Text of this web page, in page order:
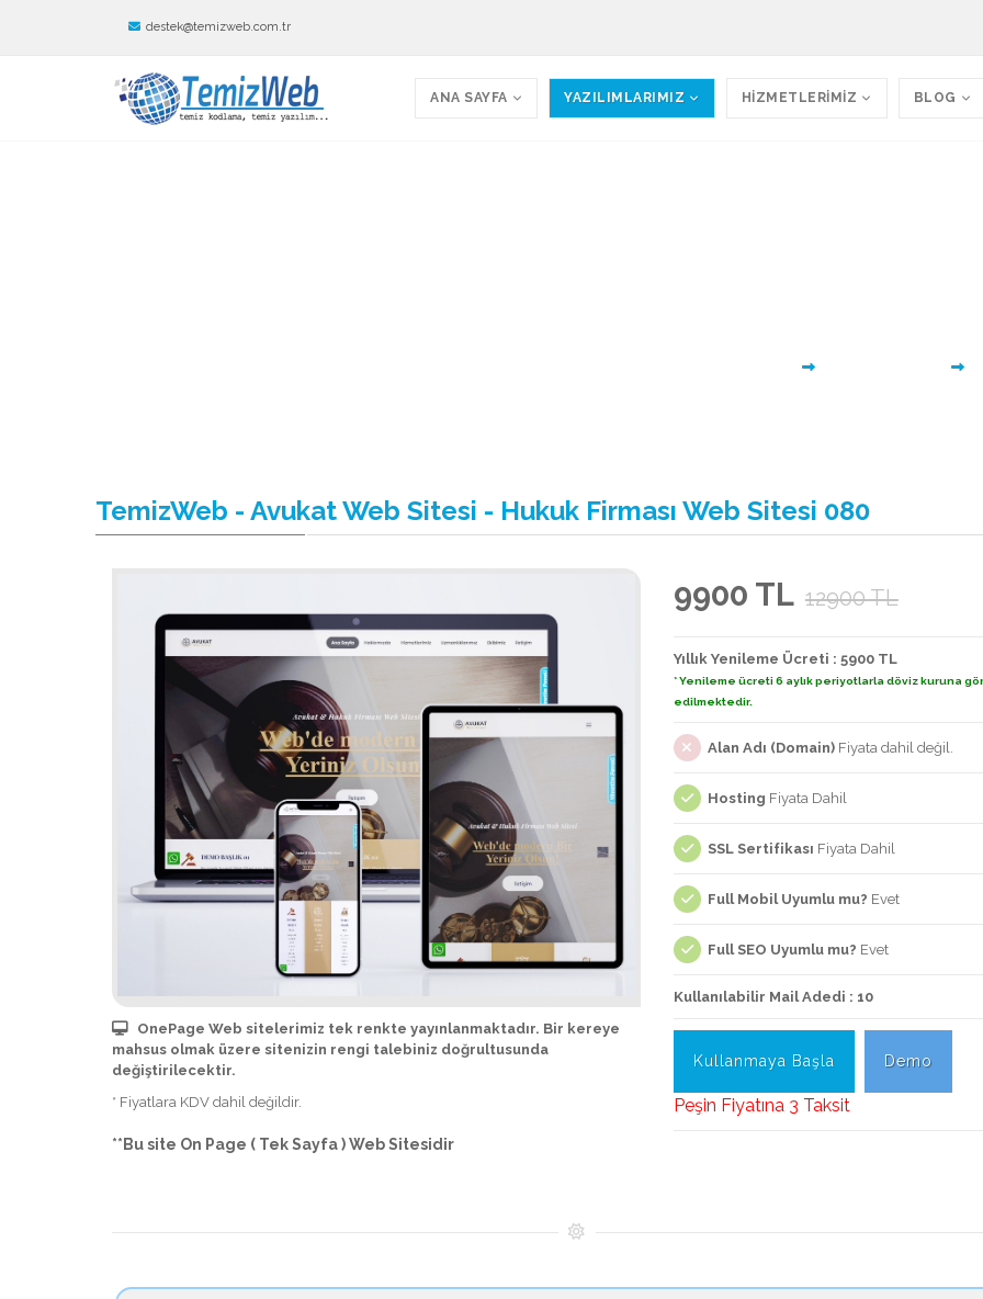
destek@temizweb.com.tr
ANA SAYFA YAZILIMLARIMIZ HİZMETLERİMİZ BLOG
TemizWeb - Avukat Web Sitesi - Hukuk Firması Web Sitesi 080
OnePage Web sitelerimiz tek renkte yayınlanmaktadır. Bir kereye
mahsus olmak üzere sitenizin rengi talebiniz doğrultusunda
değiştirilecektir.
* Fiyatlara KDV dahil değildir.
**Bu site On Page ( Tek Sayfa ) Web Sitesidir
9900 TL 12900 TL
Yıllık Yenileme Ücreti : 5900 TL
* Yenileme ücreti 6 aylık periyotlarla döviz kuruna
edilmektedir.
Alan Adı (Domain)Fiyata dahil değil.
Hosting Fiyata Dahil
SSL Sertifikası Fiyata Dahil
Full Mobil Uyumlu mu? Evet
Full SEO Uyumlu mu? Evet
Kullanılabilir Mail Adedi : 10
Kullanmaya Başla Demo
Peşin Fiyatına 3 Taksit